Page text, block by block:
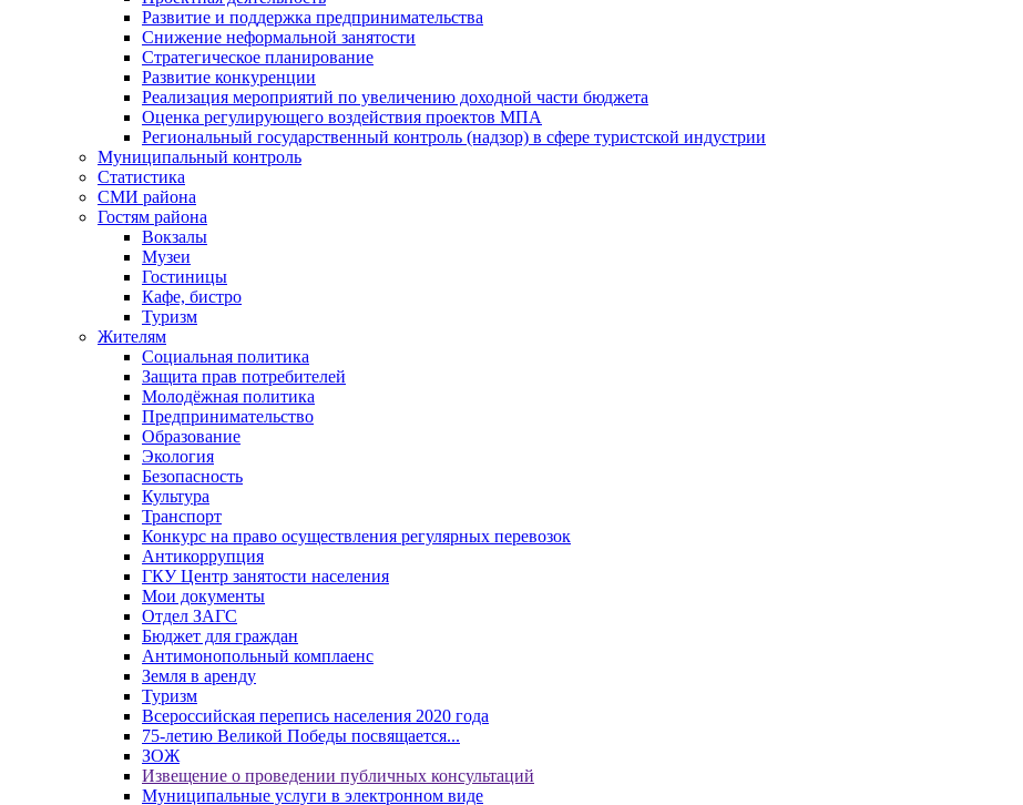
Развитие и поддержка предпринимательства
Снижение неформальной занятости
Стратегическое планирование
Развитие конкуренции
Реализация мероприятий по увеличению доходной части бюджета
Оценка регулирующего воздействия проектов МПА
Региональный государственный контроль (надзор) в сфере туристской индустрии
Муниципальный контроль
Статистика
СМИ района
Гостям района
Вокзалы
Музеи
Гостиницы
Кафе, бистро
Туризм
Жителям
Социальная политика
Защита прав потребителей
Молодёжная политика
Предпринимательство
Образование
Экология
Безопасность
Культура
Транспорт
Конкурс на право осуществления регулярных перевозок
Антикоррупция
ГКУ Центр занятости населения
Мои документы
Отдел ЗАГС
Бюджет для граждан
Антимонопольный комплаенс
Земля в аренду
Туризм
Всероссийская перепись населения 2020 года
75-летию Великой Победы посвящается...
ЗОЖ
Извещение о проведении публичных консультаций
Муниципальные услуги в электронном виде